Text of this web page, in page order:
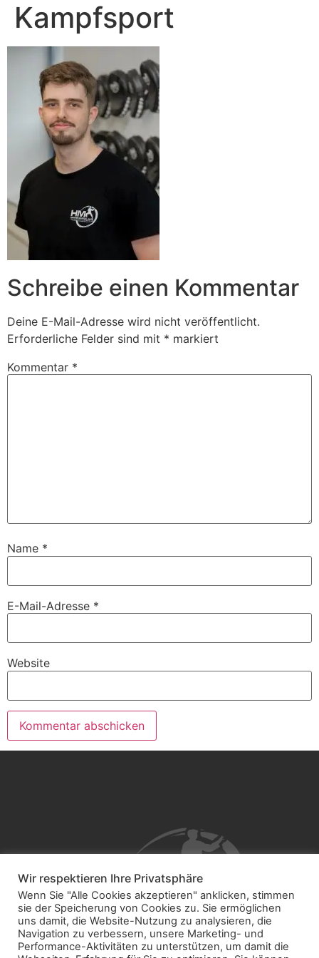
Kampfsport
Schreibe einen Kommentar
Deine E-Mail-Adresse wird nicht veröffentlicht.
Erforderliche Felder sind mit * markiert
Kommentar *
Name *
E-Mail-Adresse *
Website
Wir respektieren Ihre Privatsphäre
Wenn Sie "Alle Cookies akzeptieren" anklicken, stimmen
sie der Speicherung von Cookies zu. Sie ermöglichen
uns damit, die Website-Nutzung zu analysieren, die
Navigation zu verbessern, unsere Marketing- und
Performance-Aktivitäten zu unterstützen, um damit die